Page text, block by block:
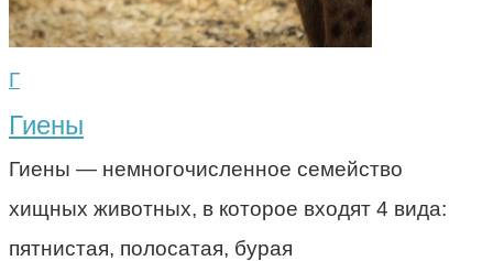
Г
Гиены
Гиены — немногочисленное семейство
хищных животных, в которое входят 4 вида:
пятнистая, полосатая, бурая